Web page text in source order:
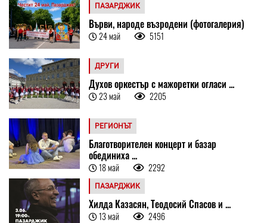
ПАЗАРДЖИК
Върви, народе възродени (фотогалерия)
24 май 5151
ДРУГИ
Духов оркестър с мажоретки огласи ...
23 май 2205
РЕГИОНЪТ
Благотворителен концерт и базар
обединиха ...
18 май 2292
ПАЗАРДЖИК
Хилда Казасян, Теодосий Спасов и ...
13 май 2496